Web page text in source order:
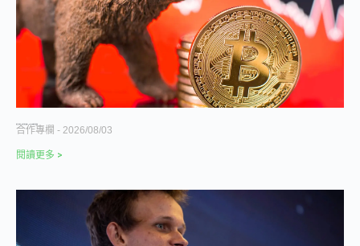
合作專欄 2026/08/03
閱讀更多 >